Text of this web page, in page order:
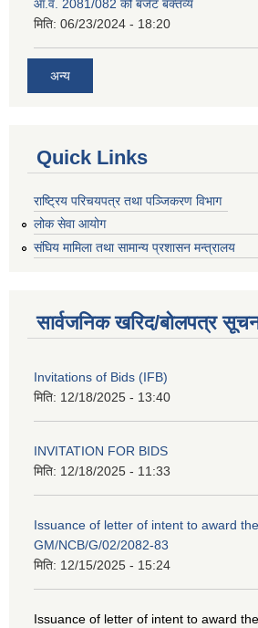
आ.व. 2081/082 को बजेट बक्तव्य
मिति: 06/23/2024 - 18:20
अन्य
Quick Links
राष्ट्रिय परिचयपत्र तथा पञ्जिकरण विभाग
लोक सेवा आयोग
संघिय मामिला तथा सामान्य प्रशासन मन्त्रालय
सार्वजनिक खरिद/बोलपत्र
Invitations of Bids (IFB)
मिति: 12/18/2025 - 13:40
INVITATION FOR BIDS
मिति: 12/18/2025 - 11:33
Issuance of letter of intent to award
GM/NCB/G/02/2082-83
मिति: 12/15/2025 - 15:24
Issuance of letter of intent to award